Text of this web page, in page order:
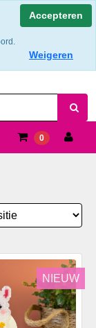
vanaf €60,-
0
NIEUW
Accepteren
Weigeren